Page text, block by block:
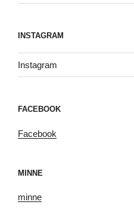
INSTAGRAM
Instagram
FACEBOOK
Facebook
MINNE
minne